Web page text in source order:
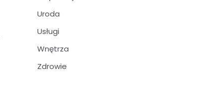
Uroda
Usługi
Wnętrza
Zdrowie